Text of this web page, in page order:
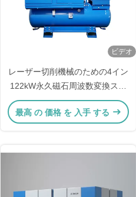
ビデオ
レーザー切削機械のための4イン
122kW永久磁石周波数変換スク
リュー空気圧縮機
最高 の 価格 を 入手 する